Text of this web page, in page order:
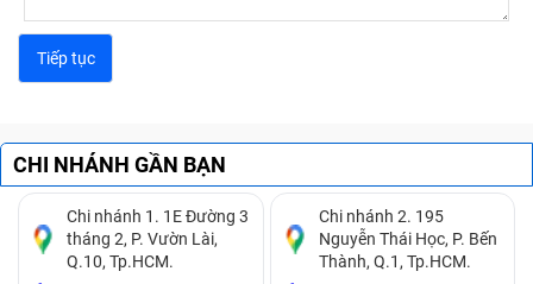
Nếu thấy máy tính có các dấu hiệu trên, bạn cần thay
CHI NHÁNH GẦN BẠN
Chi nhánh 1. 1E Đường 3
tháng 2, P. Vườn Lài,
Q.10, Tp.HCM.
Chi nhánh 2. 195
Nguyễn Thái Học, P. Bến
Thành, Q.1, Tp.HCM.